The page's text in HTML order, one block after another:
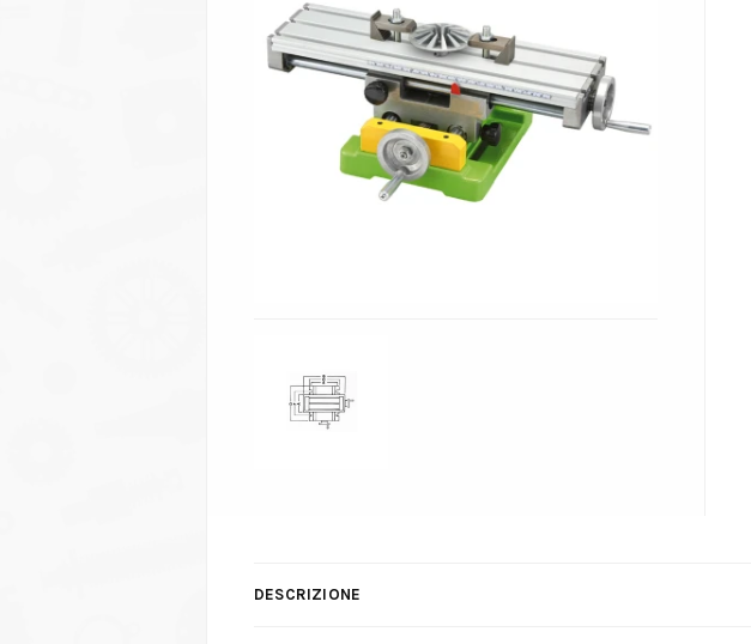
DESCRIZIONE